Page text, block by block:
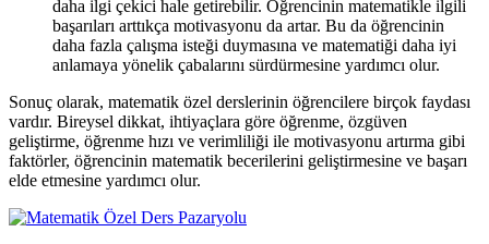
daha ilgi çekici hale getirebilir. Öğrencinin matematikle ilgili
başarıları arttıkça motivasyonu da artar. Bu da öğrencinin
daha fazla çalışma isteği duymasına ve matematiği daha iyi
anlamaya yönelik çabalarını sürdürmesine yardımcı olur.
Sonuç olarak, matematik özel derslerinin öğrencilere birçok faydası
vardır. Bireysel dikkat, ihtiyaçlara göre öğrenme, özgüven
geliştirme, öğrenme hızı ve verimliliği ile motivasyonu artırma gibi
faktörler, öğrencinin matematik becerilerini geliştirmesine ve başarı
elde etmesine yardımcı olur.